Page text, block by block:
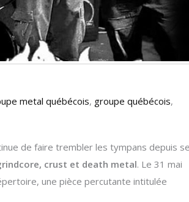
metal québécois, groupe québécois,
de faire trembler les tympans depuis
crust et death metal. Le 31 mai
une pièce percutante intitulée